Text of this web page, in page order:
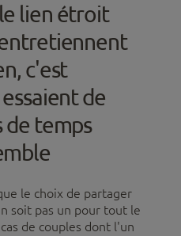
lien étroit
c'est
de
de temps
le choix de partager
soit pas un pour tout le
de couples dont l'un